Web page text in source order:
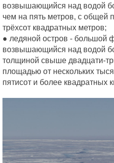
возвышающийся над водой
чем на пять метров, с общей
трёхсот квадратных метров;
● ледяной остров - большой
возвышающийся над водой
толщиной свыше двадцати-
площадью от нескольких
пятисот и более квадратных